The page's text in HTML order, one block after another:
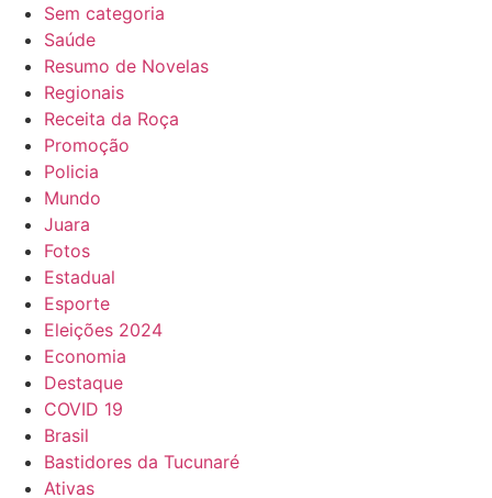
Sem categoria
Saúde
Resumo de Novelas
Regionais
Receita da Roça
Promoção
Policia
Mundo
Juara
Fotos
Estadual
Esporte
Eleições 2024
Economia
Destaque
COVID 19
Brasil
Bastidores da Tucunaré
Ativas